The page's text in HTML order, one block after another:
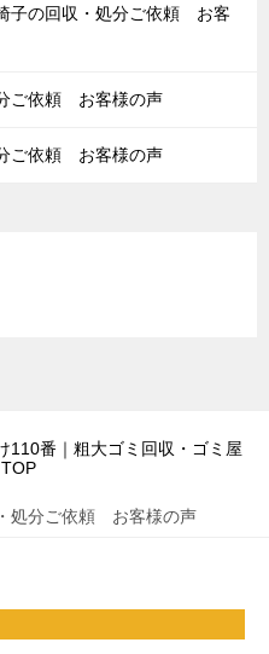
子の回収・処分ご依頼 お客
ご依頼 お客様の声
ご依頼 お客様の声
110番｜粗大ゴミ回収・ゴミ屋
TOP
処分ご依頼 お客様の声